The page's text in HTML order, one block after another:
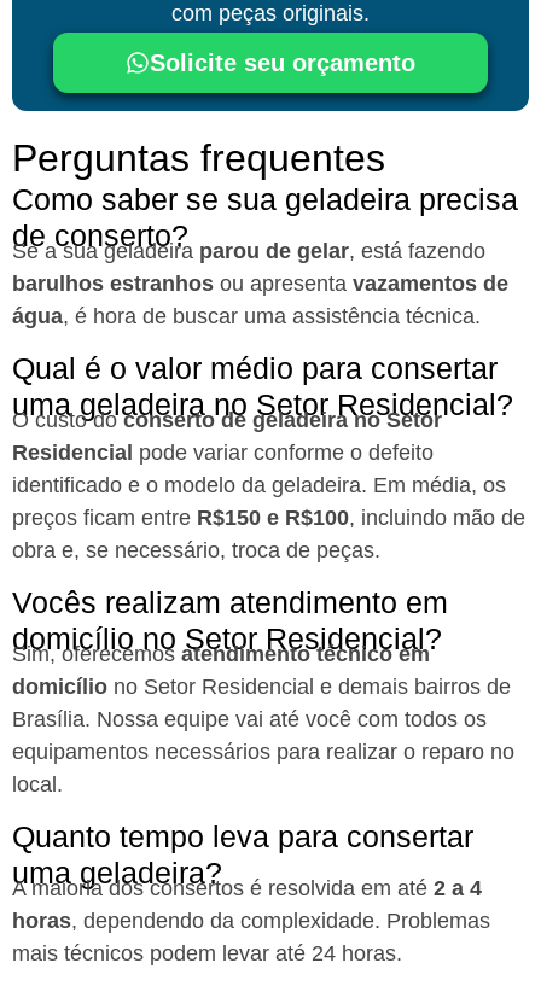
com peças originais.
Solicite seu orçamento
Perguntas frequentes
Como saber se sua geladeira precisa
de conserto?
Se a sua geladeira parou de gelar, está fazendo
barulhos estranhos ou apresenta vazamentos de
água, é hora de buscar uma assistência técnica.
Qual é o valor médio para consertar
uma geladeira no Setor Residencial?
O custo doconserto de geladeira no Setor
Residencial pode variar conforme o defeito
identificado e o modelo da geladeira. Em média, os
preços ficam entre R$150 e R$100, incluindo mão de
obra e, se necessário, troca de peças.
Vocês realizam atendimento em
domicílio no Setor Residencial?
Sim, oferecemos atendimento técnico em
domicílio no Setor Residencial e demais bairros de
Brasília. Nossa equipe vai até você com todos os
equipamentos necessários para realizar o reparo no
local.
Quanto tempo leva para consertar
uma geladeira?
A maioria dos consertos é resolvida em até 2 a 4
horas, dependendo da complexidade. Problemas
mais técnicos podem levar até 24 horas.